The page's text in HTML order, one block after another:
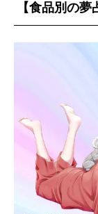
【食品別の